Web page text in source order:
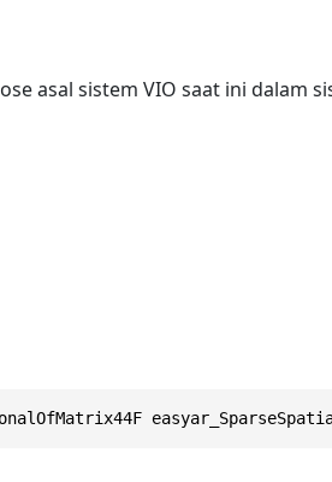
asal sistem VIO saat ini dalam